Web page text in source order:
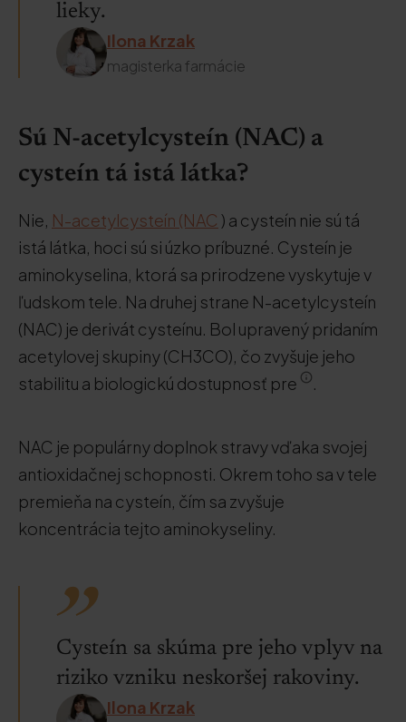
lieky.
Ilona Krzak
magisterka farmácie
Sú N-acetylcysteín (NAC) a
cysteín tá istá látka?
Nie, N-acetylcysteín (NAC ) a cysteín nie sú tá
istá látka, hoci sú si úzko príbuzné. Cysteín je
aminokyselina, ktorá sa prirodzene vyskytuje v
ľudskom tele. Na druhej strane N-acetylcysteín
(NAC) je derivát cysteínu. Bol upravený pridaním
acetylovej skupiny (CH3CO), čo zvyšuje jeho
stabilitu a biologickú dostupnosť pre
.
NAC je populárny doplnok stravy vďaka svojej
antioxidačnej schopnosti. Okrem toho sa v tele
premieňa na cysteín, čím sa zvyšuje
koncentrácia tejto aminokyseliny.
Cysteín sa skúma pre jeho vplyv na
riziko vzniku neskoršej rakoviny.
Ilona Krzak